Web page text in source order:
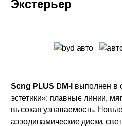
Экстерьер
Song PLUS DM-i выполнен в
эстетики»: плавные линии,
высокая узнаваемость.
аэродинамические диски,